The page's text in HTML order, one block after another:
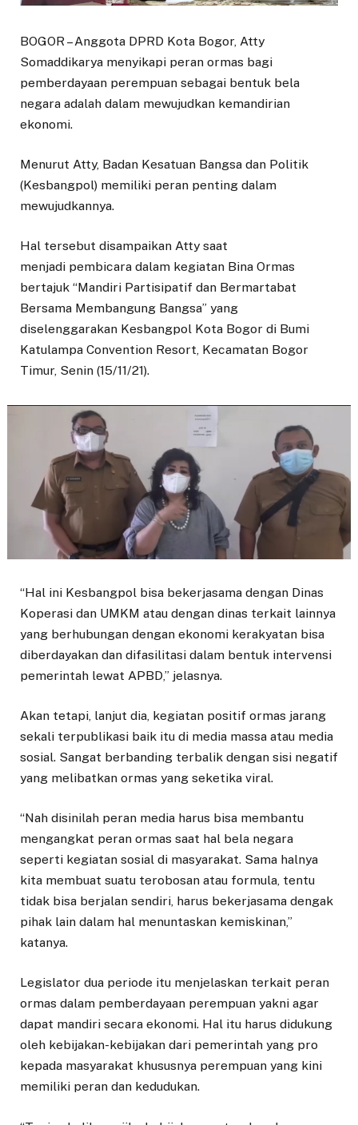
BOGOR – Anggota DPRD Kota Bogor, Atty
Somaddikarya menyikapi peran ormas bagi
pemberdayaan perempuan sebagai bentuk bela
negara adalah dalam mewujudkan kemandirian
ekonomi.
Menurut Atty, Badan Kesatuan Bangsa dan Politik
(Kesbangpol) memiliki peran penting dalam
mewujudkannya.
Hal tersebut disampaikan Atty saat
menjadi pembicara dalam kegiatan Bina Ormas
bertajuk “Mandiri Partisipatif dan Bermartabat
Bersama Membangung Bangsa” yang
diselenggarakan Kesbangpol Kota Bogor di Bumi
Katulampa Convention Resort, Kecamatan Bogor
Timur, Senin (15/11/21).
“Hal ini Kesbangpol bisa bekerjasama dengan Dinas
Koperasi dan UMKM atau dengan dinas terkait lainnya
yang berhubungan dengan ekonomi kerakyatan bisa
diberdayakan dan difasilitasi dalam bentuk intervensi
pemerintah lewat APBD,” jelasnya.
Akan tetapi, lanjut dia, kegiatan positif ormas jarang
sekali terpublikasi baik itu di media massa atau media
sosial. Sangat berbanding terbalik dengan sisi negatif
yang melibatkan ormas yang seketika viral.
“Nah disinilah peran media harus bisa membantu
mengangkat peran ormas saat hal bela negara
seperti kegiatan sosial di masyarakat. Sama halnya
kita membuat suatu terobosan atau formula, tentu
tidak bisa berjalan sendiri, harus bekerjasama dengak
pihak lain dalam hal menuntaskan kemiskinan,”
katanya.
Legislator dua periode itu menjelaskan terkait peran
ormas dalam pemberdayaan perempuan yakni agar
dapat mandiri secara ekonomi. Hal itu harus didukung
oleh kebijakan-kebijakan dari pemerintah yang pro
kepada masyarakat khususnya perempuan yang kini
memiliki peran dan kedudukan.